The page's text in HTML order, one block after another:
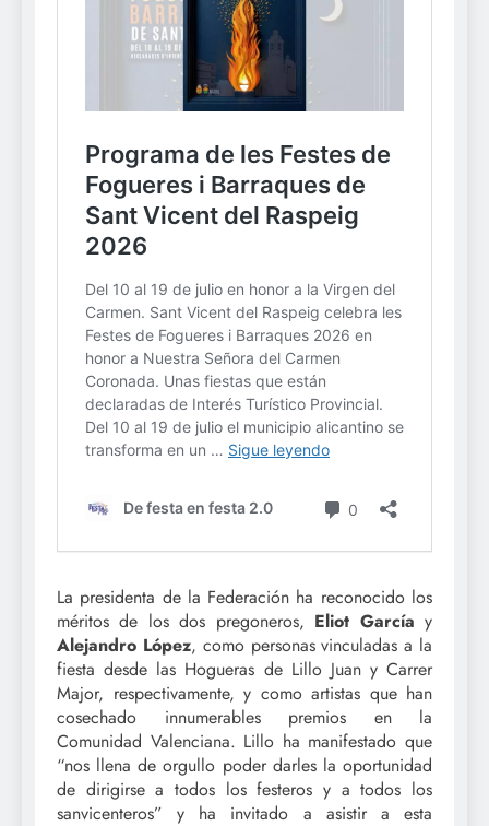
La presidenta de la Federación ha reconocido los
méritos de los dos pregoneros, Eliot García y
Alejandro López, como personas vinculadas a la
fiesta desde las Hogueras de Lillo Juan y Carrer
Major, respectivamente, y como artistas que han
cosechado innumerables premios en la
Comunidad Valenciana. Lillo ha manifestado que
“nos llena de orgullo poder darles la oportunidad
de dirigirse a todos los festeros y a todos los
sanvicenteros” y ha invitado a asistir a esta